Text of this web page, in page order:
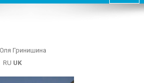
Гринишина
RU UK